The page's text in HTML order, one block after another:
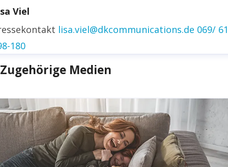
Viel
lisa.viel@dkcommunications.de 069/ 61
180
Zugehörige Medien